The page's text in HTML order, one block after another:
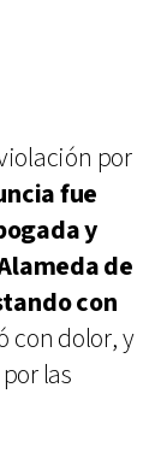
por
fue
y
de
con
con dolor, y
las